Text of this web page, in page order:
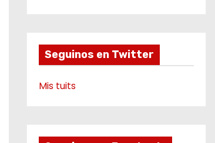
Seguinos en Twitter
Mis tuits